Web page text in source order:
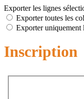
Exporter les lignes
Exporter toutes les
Exporter uniquement
Inscription